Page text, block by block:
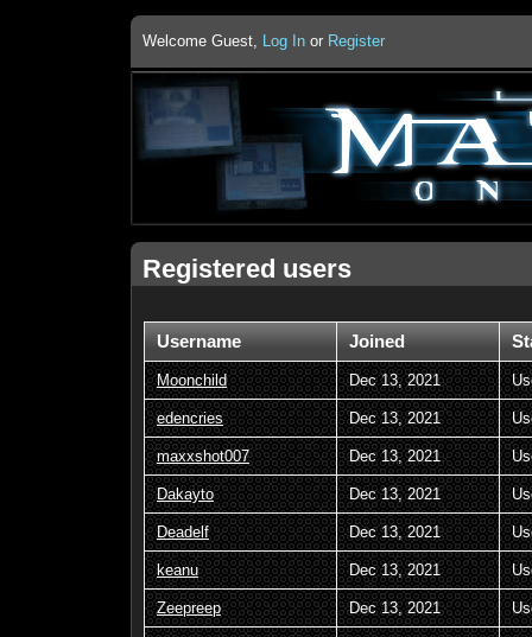
Welcome Guest, Log In or Register
Registered users
Username Joined
Moonchild Dec 13, 2021
edencries Dec 13, 2021
maxxshot007 Dec 13, 2021
Dakayto Dec 13, 2021
Deadelf Dec 13, 2021
keanu Dec 13, 2021
Zeepreep Dec 13, 2021